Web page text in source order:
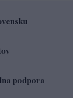
podpora